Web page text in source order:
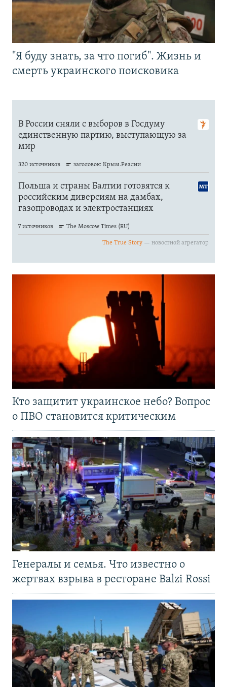
"Я буду знать, за что погиб". Жизнь и
смерть украинского поисковика
Кто защитит украинское небо? Вопрос
о ПВО становится критическим
Генералы и семья. Что известно о
жертвах взрыва в ресторане Balzi Rossi